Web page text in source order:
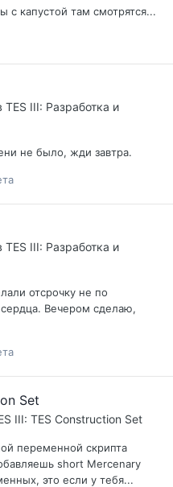
с капустой там смотрятся...
TES III: Разработка и
не было, жди завтра.
TES III: Разработка и
отсрочку не по
Вечером сделаю,
Set
III: TES Construction Set
переменной скрипта
short Mercenary
это если у тебя...